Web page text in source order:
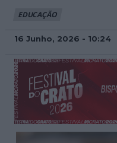
EDUCAÇÃO
16 Junho, 2026 - 10:24